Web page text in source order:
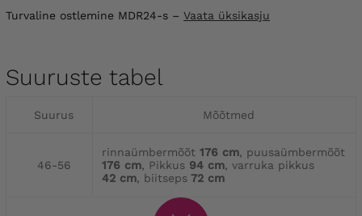
Turvaline ostlemine MDR24-s – Vaata üksikasju
Suuruste tabel
Suurus Mõõtmed
46-56
rinnaümbermõõt 176 cm, puusaümbermõõt
176 cm, Pikkus 94 cm, varruka pikkus
42 cm, biitseps 72 cm